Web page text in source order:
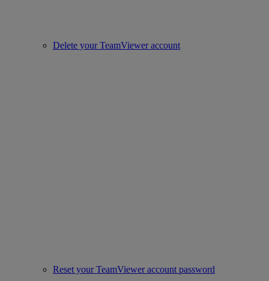
Delete your TeamViewer account
Reset your TeamViewer account password